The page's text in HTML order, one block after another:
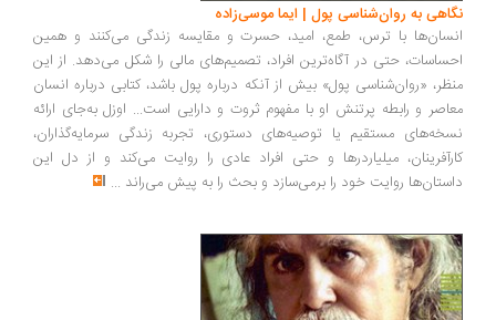
به روان‌شناسی پول | ایما موسی‌زاده
با ترس، طمع، امید، حسرت و مقایسه زندگی می‌کنند و همین
حتی در آگاه‌ترین افراد، تصمیم‌های مالی را شکل می‌دهد. از این
«روان‌شناسی پول» بیش از آنکه درباره پول باشد، کتابی درباره انسان
و رابطه پرتنش او با مفهوم ثروت و دارایی است... اوزل به‌جای ارائه
مستقیم یا توصیه‌های دستوری، تجربه زندگی سرمایه‌گذاران،
میلیاردرها و حتی افراد عادی را روایت می‌کند و از دل این
روایت خود را برمی‌سازد و بحث را به پیش می‌راند ...